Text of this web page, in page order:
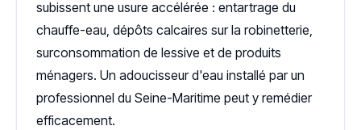
subissent une usure accélérée : entartrage du
chauffe-eau, dépôts calcaires sur la robinetterie,
surconsommation de lessive et de produits
ménagers. Un adoucisseur d'eau installé par un
professionnel du Seine-Maritime peut y remédier
efficacement.